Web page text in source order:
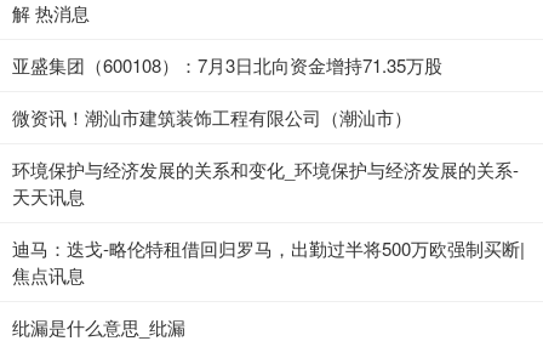
解 热消息
亚盛集团（600108）：7月3日北向资金增持71.35万股
微资讯！潮汕市建筑装饰工程有限公司（潮汕市）
环境保护与经济发展的关系和变化_环境保护与经济发展的关系-
天天讯息
迪马：迭戈-略伦特租借回归罗马，出勤过半将500万欧强制买断|
焦点讯息
纰漏是什么意思_纰漏